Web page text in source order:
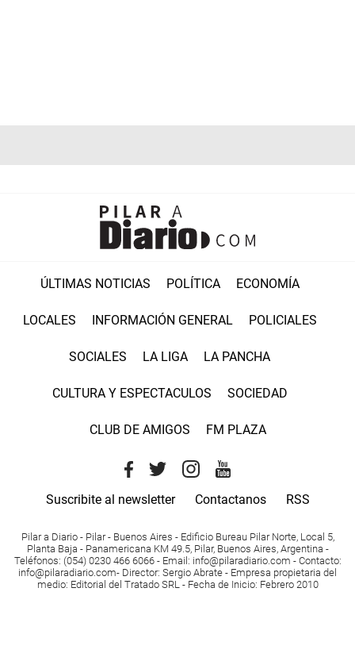
ÚLTIMAS NOTICIAS POLÍTICA ECONOMÍA
LOCALES INFORMACIÓN GENERAL POLICIALES
SOCIALES LA LIGA LA PANCHA
CULTURA Y ESPECTACULOS SOCIEDAD
CLUB DE AMIGOS FM PLAZA
Suscribite al newsletter Contactanos RSS
Pilar a Diario - Pilar - Buenos Aires - Edificio Bureau Pilar Norte, Local 5,
Planta Baja - Panamericana KM 49.5, Pilar, Buenos Aires, Argentina -
Teléfonos: (054) 0230 466 6066 - Email : info@pilaradiario.com - Contacto:
info@pilaradiario.com- Director: Sergio Abrate - Empresa propietaria del
medio: Editorial del Tratado SRL - Fecha de Inicio: Febrero 2010